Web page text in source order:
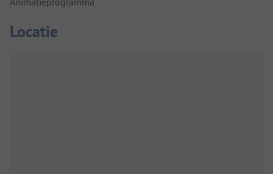
Locatie